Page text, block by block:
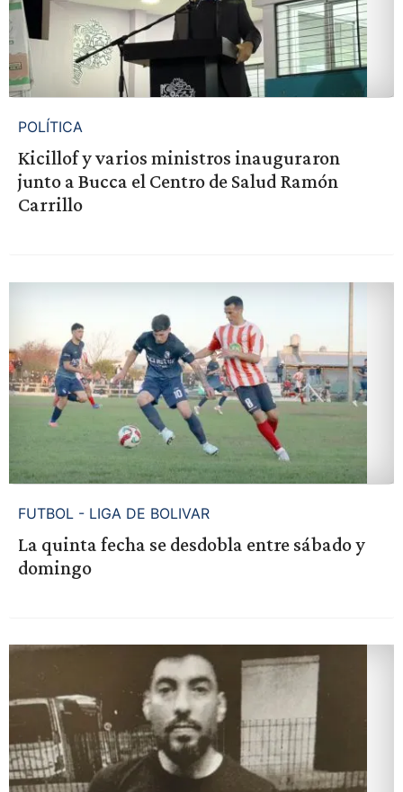
POLÍTICA
Kicillof y varios ministros inauguraron
junto a Bucca el Centro de Salud Ramón
Carrillo
FUTBOL - LIGA DE BOLIVAR
La quinta fecha se desdobla entre sábado y
domingo